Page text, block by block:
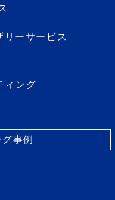
リーサービス
ィング
事例